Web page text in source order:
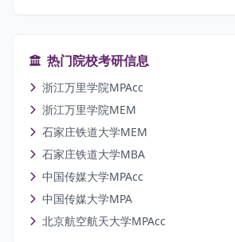
热门院校考研信息
浙江万里学院MPAcc
浙江万里学院MEM
石家庄铁道大学MEM
石家庄铁道大学MBA
中国传媒大学MPAcc
中国传媒大学MPA
北京航空航天大学MPAcc